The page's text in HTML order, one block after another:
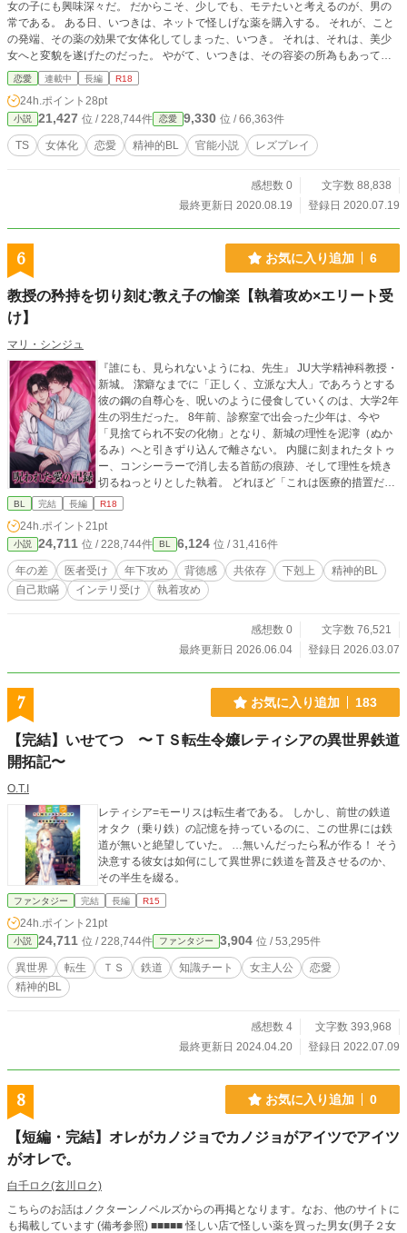
女の子にも興味深々だ。 だからこそ、少しでも、モテたいと考えるのが、男の
常である。 ある日、いつきは、ネットで怪しげな薬を購入する。 それが、こと
の発端、その薬の効果で女体化してしまった、いつき。 それは、それは、美少
女へと変貌を遂げたのだった。 やがて、いつきは、その容姿の所為もあって
か、幼馴染に犯されて……そこから始まる性の物語。 TS 女体化してしまった、
いつきくんの運命はいかに?
恋愛 連載中 長編 R18
24h.ポイント 28pt
小説 21,427 位 / 228,744件 恋愛 9,330 位 / 66,363件
TS 女体化 恋愛 精神的BL 官能小説 レズプレイ
感想数 0
文字数 88,838
最終更新日 2020.08.19
登録日 2020.07.19
6 お気に入り追加 6
教授の矜持を切り刻む教え子の愉楽【執着攻め×エリート受
け】
マリ・シンジュ
『誰にも、見られないようにね、先生』 ​JU大学精神科教授・
新城。 潔癖なまでに「正しく、立派な大人」であろうとする
彼の鋼の自尊心を、呪いのように侵食していくのは、大学2年
生の羽生だった。 ​8年前、診察室で出会った少年は、今や
「見捨てられ不安の化物」となり、新城の理性を泥濘（ぬか
るみ）へと引きずり込んで離さない。 ​内腿に刻まれたタトゥ
ー、コンシーラーで消し去る首筋の痕跡、そして理性を焼き
切るねっとりとした執着。 どれほど「これは医療的措置だ」
と自分を欺いても、化物の影はもう、新城を日常へは帰さな
録。 ※R18回は💖マークつけます。読み飛ばしても問題あり
ません。
BL 完結 長編 R18
24h.ポイント 21pt
小説 24,711 位 / 228,744件 BL 6,124 位 / 31,416件
年の差 医者受け 年下攻め 背徳感 共依存 下剋上
精神的BL
自己欺瞞
インテリ受け 執着攻め
感想数 0
文字数 76,521
最終更新日 2026.06.04
登録日 2026.03.07
7 お気に入り追加 183
【完結】いせてつ 〜ＴＳ転生令嬢レティシアの異世界鉄道
開拓記〜
O.T.I
レティシア=モーリスは転生者である。 しかし、前世の鉄道
オタク（乗り鉄）の記憶を持っているのに、この世界には鉄
道が無いと絶望していた。 …無いんだったら私が作る！ そう
決意する彼女は如何にして異世界に鉄道を普及させるのか、
その半生を綴る。
ファンタジー 完結 長編 R15
24h.ポイント 21pt
小説 24,711 位 / 228,744件 ファンタジー 3,904 位 / 53,295件
異世界 転生 ＴＳ 鉄道 知識チート 女主人公
恋愛
精神的BL
感想数 4
文字数 393,968
最終更新日 2024.04.20
登録日 2022.07.09
8 お気に入り追加 0
【短編・完結】オレがカノジョでカノジョがアイツでアイツ
がオレで。
白千ロク(玄川ロク)
こちらのお話はノクターンノベルズからの再掲となります。なお、他のサイトに
も掲載しています (備考参照) ■■■■■ 怪しい店で怪しい薬を買った男女(男子２女